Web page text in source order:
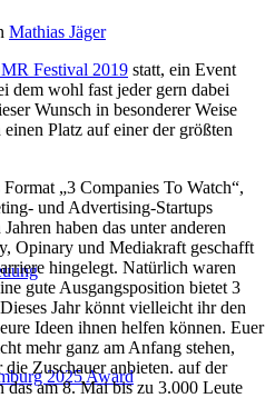
2025 Award
Mathias Jäger
Festival 2019 statt, ein Event
dem wohl fast jeder gern dabei
Wunsch in besonderer Weise
Platz auf einer der größten
„3 Companies To Watch“,
und Advertising-Startups
haben das unter anderen
Opinary und Mediakraft geschafft
hingelegt. Natürlich waren
gute Ausgangsposition bietet 3
Jahr könnt vielleicht ihr den
Ideen ihnen helfen können. Euer
mehr ganz am Anfang stehen,
Zuschauer anbieten. auf der
am 8. Mai bis zu 3.000 Leute